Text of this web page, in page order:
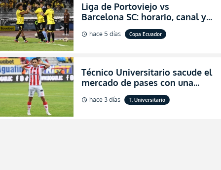
Liga de Portoviejo vs
Barcelona SC: horario, canal y
dónde ver EN VIVO los octavos
de final de la Copa Ecuador
schedule hace 5 días Copa Ecuador
Técnico Universitario sacude el
mercado de pases con una
verdadera revolución para
asegurar la permanencia
schedule hace 3 días T. Universitario